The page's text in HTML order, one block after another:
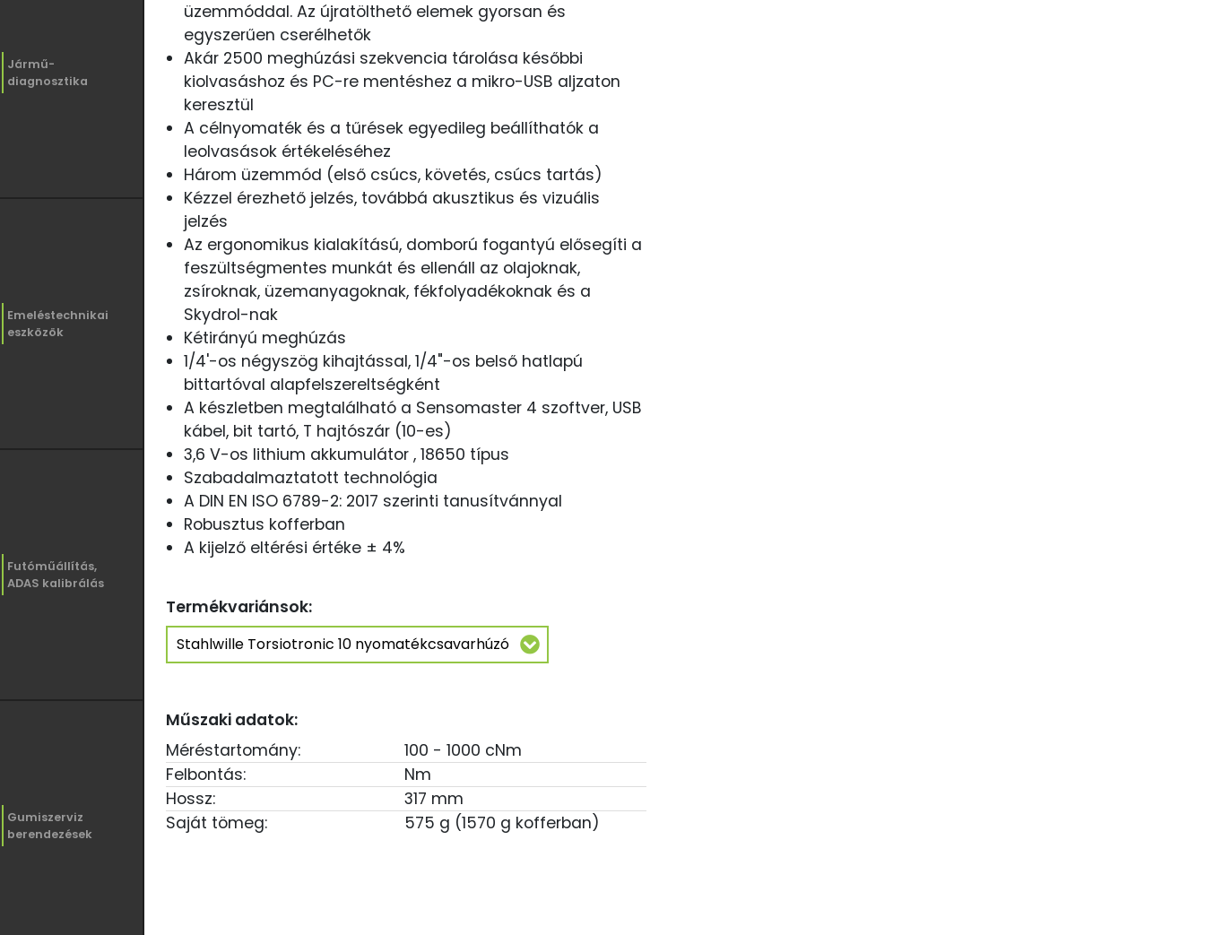
Jármű-
diagnosztika
Emeléstechnikai
eszközök
Futóműállítás,
ADAS kalibrálás
Gumiszerviz
berendezések
üzemmóddal. Az újratölthető elemek gyorsan és
egyszerűen cserélhetők
Akár 2500 meghúzási szekvencia tárolása későbbi
kiolvasáshoz és PC-re mentéshez a mikro-USB aljzaton
keresztül
A célnyomaték és a tűrések egyedileg beállíthatók a
leolvasások értékeléséhez
Három üzemmód (első csúcs, követés, csúcs tartás)
Kézzel érezhető jelzés, továbbá akusztikus és vizuális
jelzés
Az ergonomikus kialakítású, domború fogantyú elősegíti a
feszültségmentes munkát és ellenáll az olajoknak,
zsíroknak, üzemanyagoknak, fékfolyadékoknak és a
Skydrol-nak
Kétirányú meghúzás
1/4'-os négyszög kihajtással, 1/4"-os belső hatlapú
bittartóval alapfelszereltségként
A készletben megtalálható a Sensomaster 4 szoftver, USB
kábel, bit tartó, T hajtószár (10-es)
3,6 V-os lithium akkumulátor , 18650 típus
Szabadalmaztatott technológia
A DIN EN ISO 6789-2: 2017 szerinti tanusítvánnyal
Robusztus kofferban
A kijelző eltérési értéke ± 4%
Termékvariánsok:
Műszaki adatok:
Méréstartomány:
100 - 1000 cNm
Felbontás:
Nm
Hossz:
317 mm
Saját tömeg:
575 g (1570 g kofferban)